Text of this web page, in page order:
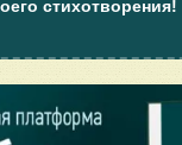
стихотворения!